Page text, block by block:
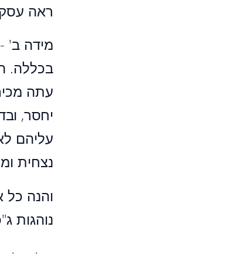
ראה
מידה ב'
בכללה.
עתה
יחסר,
עליהם
נצחית
והנה כל
נוהגות